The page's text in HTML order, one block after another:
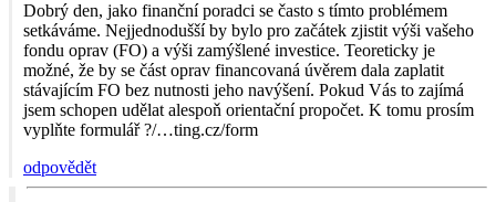
Dobrý den, jako finanční poradci se často s tímto problémem
setkáváme. Nejjednodušší by bylo pro začátek zjistit výši vašeho
fondu oprav (FO) a výši zamýšlené investice. Teoreticky je
možné, že by se část oprav financovaná úvěrem dala zaplatit
stávajícím FO bez nutnosti jeho navýšení. Pokud Vás to zajímá
jsem schopen udělat alespoň orientační propočet. K tomu prosím
vyplňte formulář ?/…ting.cz/form
odpovědět